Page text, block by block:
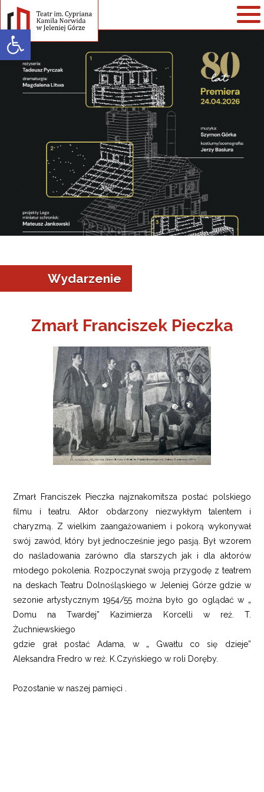
Open toolbar
w Jeleniej Górze
Wydarzenie
Zmarł Franciszek Pieczka
Zmarł Franciszek Pieczka najznakomitsza postać polskiego
filmu i teatru. Aktor obdarzony niezwykłym talentem i
charyzmą. Z wielkim zaangażowaniem i pokorą wykonywał
swój zawód, który był jednocześnie jego pasją. Był wzorem
do naśladowania zarówno dla starszych jak i dla aktorów
młodego pokolenia. Rozpoczynał swoją przygodę z teatrem
na deskach Teatru Dolnośląskiego w Jeleniej Górze gdzie w
sezonie artystycznym 1954/55 można było go oglądać w „
Domu na Twardej” Kazimierza Korcelli w reż. T.
Żuchniewskiego
gdzie grał postać Adama, w „ Gwałtu co się dzieje”
Aleksandra Fredro w reż. K.Czyńskiego w roli Doręby.
Pozostanie w naszej pamięci .